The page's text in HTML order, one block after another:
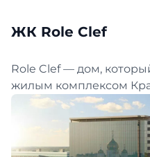
ЖК Role Clef
Role Clef — дом,
жилым комплексом